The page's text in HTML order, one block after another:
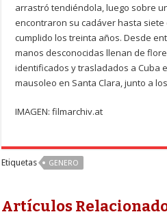
arrastró tendiéndola, luego sobre
encontraron su cadáver hasta
cumplido los treinta años. Desde
manos desconocidas llenan de
identificados y trasladados a Cuba
mausoleo en Santa Clara, junto a
IMAGEN: filmarchiv.at
Etiquetas GENERO
Artículos